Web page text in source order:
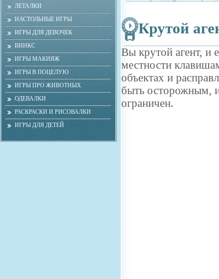
ЛЕТАЛКИ
НАСТОЛЬНЫЕ ИГРЫ
ИГРЫ ДЛЯ ДЕВОЧЕК
ВИНКС
ИГРЫ МАКИЯЖ
ИГРЫ В ПОЦЕЛУЮ
ИГРЫ ПРО ЖИВОТНЫХ
ОДЕВАЛКИ
РАСКРАСКИ И РИСОВАЛКИ
ИГРЫ ДЛЯ ДЕТЕЙ
Крутой
Вы крутой агент, и
местности
объектах и
быть осторожным, и
ограничен.